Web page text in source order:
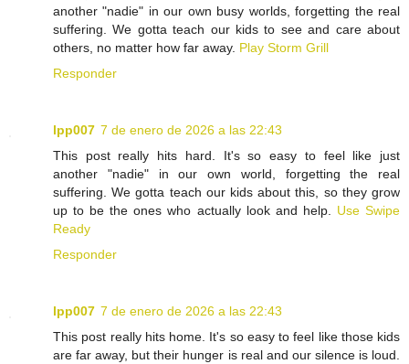
another "nadie" in our own busy worlds, forgetting the real
suffering. We gotta teach our kids to see and care about
others, no matter how far away. Play Storm Grill
Responder
lpp007 7 de enero de 2026 a las 22:43
This post really hits hard. It's so easy to feel like just
another "nadie" in our own world, forgetting the real
suffering. We gotta teach our kids about this, so they grow
up to be the ones who actually look and help. Use Swipe
Ready
Responder
lpp007 7 de enero de 2026 a las 22:43
This post really hits home. It's so easy to feel like those kids
are far away, but their hunger is real and our silence is loud.